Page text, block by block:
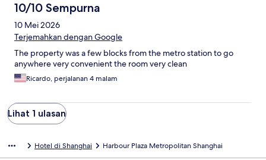
10/10 Sempurna
10 Mei 2026
Terjemahkan dengan Google
The property was a few blocks from the metro station to go
anywhere very convenient the room very clean
Ricardo, perjalanan 4 malam
Lihat 1 ulasan
Hotel di Shanghai Harbour Plaza Metropolitan Shanghai